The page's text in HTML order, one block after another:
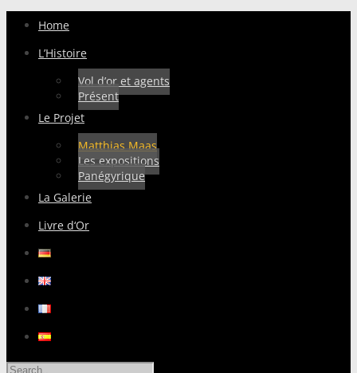
Home
L’Histoire
Vol d’or et agents
Présent
Le Projet
Matthias Maas
Les expositions
Panégyrique
La Galerie
Livre d‘Or